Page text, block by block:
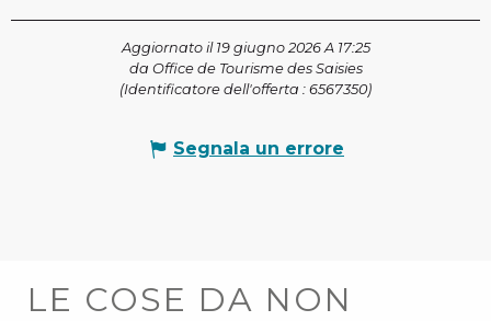
Aggiornato il 19 giugno 2026 A 17:25
da Office de Tourisme des Saisies
(Identificatore dell'offerta : 6567350)
Segnala un errore
LE COSE DA NON